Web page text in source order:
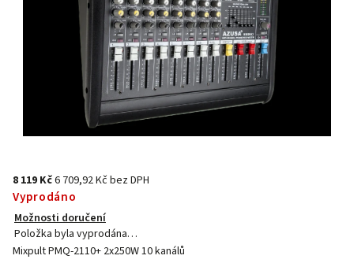
8 119 Kč6 709,92 Kč bez DPH
Vyprodáno
Možnosti doručení
Položka byla vyprodána…
Mixpult PMQ-2110+ 2x250W 10 kanálů